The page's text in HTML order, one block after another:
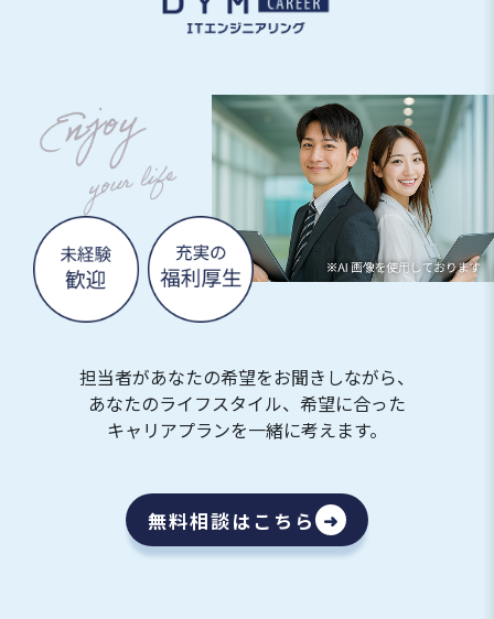
担当者があなたの希望をお聞きしながら、
あなたのライフスタイル、希望に合った
キャリアプランを一緒に考えます。
無料相談はこちら ➜